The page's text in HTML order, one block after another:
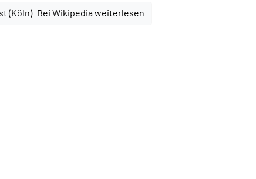
Bei Wikipedia weiterlesen